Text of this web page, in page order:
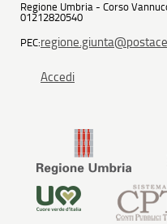
Regione Umbria - Corso
01212820540
PEC:
Accedi